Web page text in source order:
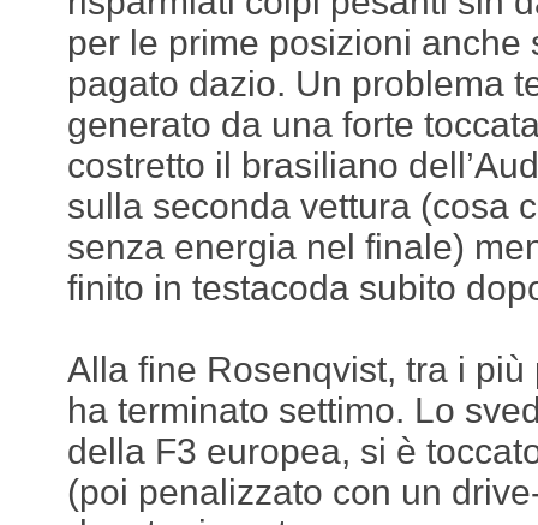
per le prime posizioni anche
pagato dazio. Un problema
generato da una forte
costretto il brasiliano
sulla seconda vettura (cosa
senza energia nel finale)
finito in testacoda subito
Alla fine Rosenqvist, tra i
ha terminato settimo. Lo
della F3 europea, si è
(poi penalizzato con un